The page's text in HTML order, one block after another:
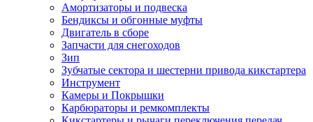
Амортизаторы и подвеска
Бендиксы и обгонные муфты
Двигатель в сборе
Запчасти для снегоходов
Зип
Зубчатые сектора и шестерни привода кикстартера
Инструмент
Камеры и Покрышки
Карбюраторы и ремкомплекты